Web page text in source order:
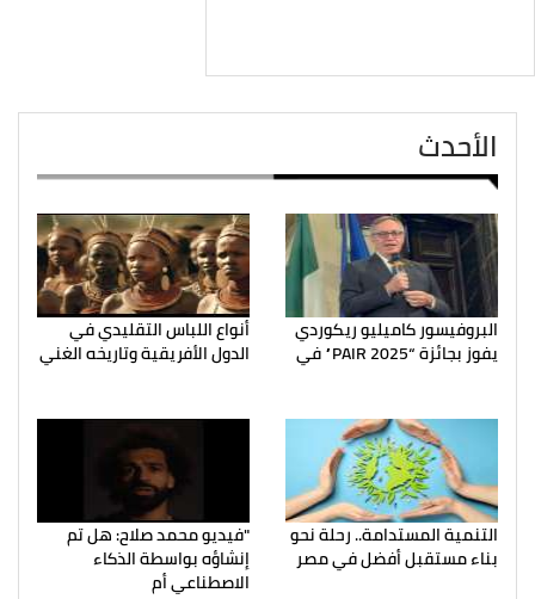
الأحدث
البروفيسور كاميليو ريكوردي
يفوز بجائزة “PAIR 2025” في
أنواع اللباس التقليدي في
الدول الأفريقية وتاريخه الغني
التنمية المستدامة.. رحلة نحو
بناء مستقبل أفضل في مصر
"فيديو محمد صلاح: هل تم
إنشاؤه بواسطة الذكاء
الاصطناعي أم